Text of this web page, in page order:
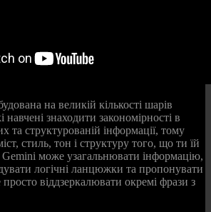
на великій кількості шарів
знаходити закономірності в
та структурованій інформації, тому
стиль, тон і структуру того, що ти їй
може узагальнювати інформацію,
логічні ланцюжки та пропонувати
віддзеркалювати окремі фрази з